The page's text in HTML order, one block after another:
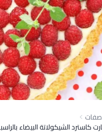
كاسترد الشيكولاتة البيضاء